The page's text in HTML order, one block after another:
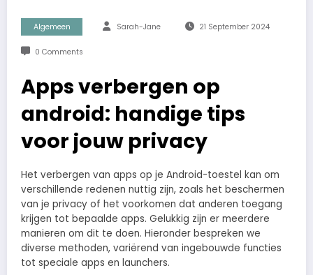
Algemeen Sarah-Jane 21 September 2024
0 Comments
Apps verbergen op
android: handige tips
voor jouw privacy
Het verbergen van apps op je Android-toestel kan om
verschillende redenen nuttig zijn, zoals het beschermen
van je privacy of het voorkomen dat anderen toegang
krijgen tot bepaalde apps. Gelukkig zijn er meerdere
manieren om dit te doen. Hieronder bespreken we
diverse methoden, variërend van ingebouwde functies
tot speciale apps en launchers.